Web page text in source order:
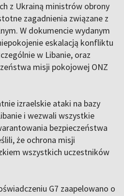
z Ukrainą ministrów obrony
zagadnienia związane z
W dokumencie wydanym
eskalacją konfliktu
w Libanie, oraz
misji pokojowej ONZ
izraelskie ataki na bazy
i wezwali wszystkie
bezpieczeństwa
że ochrona misji
wszystkich uczestników
G7 zaapelowano o